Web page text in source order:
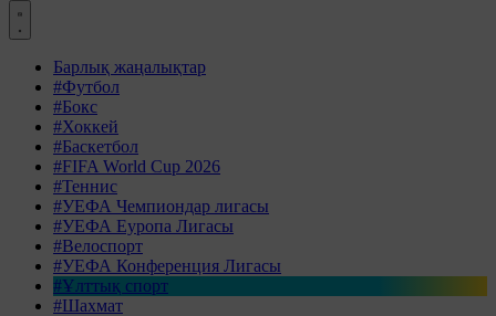
Барлық жаңалықтар
#Футбол
#Бокс
#Хоккей
#Баскетбол
#FIFA World Cup 2026
#Теннис
#УЕФА Чемпиондар лигасы
#УЕФА Еуропа Лигасы
#Велоспорт
#УЕФА Конференция Лигасы
#Ұлттық спорт
#Шахмат